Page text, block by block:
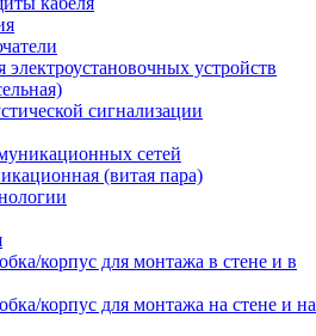
электроустановочных устройств
сигнализации
сетей
(витая пара)
корпус для монтажа в стене и в
корпус для монтажа на стене и на